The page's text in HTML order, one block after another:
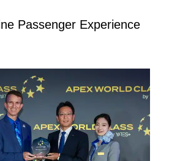
Passenger Experience